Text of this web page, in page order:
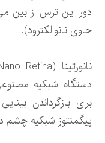
دور این ترس از بین
حاوی نانوالکترود).
برای بازگرداندن
پیگمنتوز شبکیه چشم